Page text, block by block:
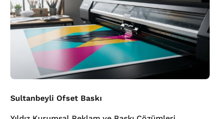
Sultanbeyli Ofset Baskı